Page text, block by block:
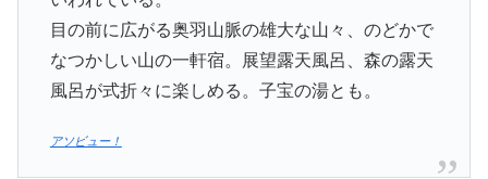
ニティなどでモニターを募るイメージでしたが、一般公募
というのもあるんですね。ネットサーフィンもしてみるもんです
ね〜。
場所でヒットしてさらに温泉付き、そしてモニター参加と